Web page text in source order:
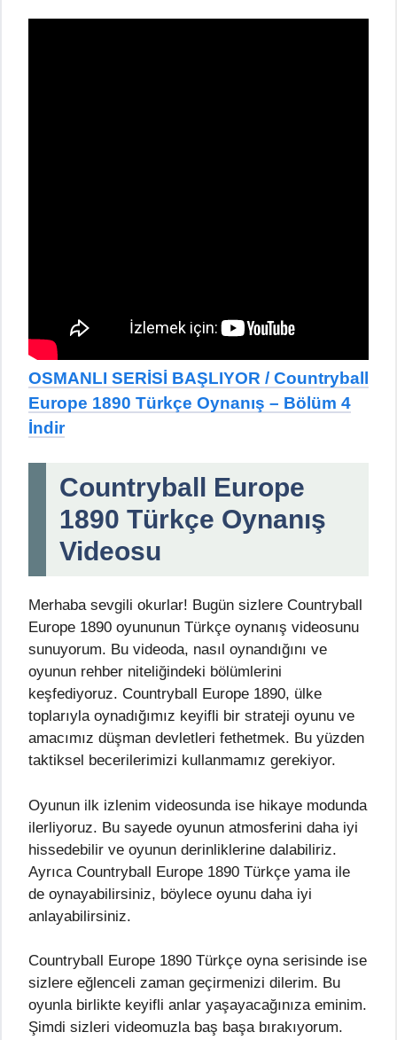
OSMANLI SERİSİ BAŞLIYOR / Countryball
Europe 1890 Türkçe Oynanış – Bölüm 4
İndir
Countryball Europe
1890 Türkçe Oynanış
Videosu
Merhaba sevgili okurlar! Bugün sizlere Countryball
Europe 1890 oyununun Türkçe oynanış videosunu
sunuyorum. Bu videoda, nasıl oynandığını ve
oyunun rehber niteliğindeki bölümlerini
keşfediyoruz. Countryball Europe 1890, ülke
toplarıyla oynadığımız keyifli bir strateji oyunu ve
amacımız düşman devletleri fethetmek. Bu yüzden
taktiksel becerilerimizi kullanmamız gerekiyor.
Oyunun ilk izlenim videosunda ise hikaye modunda
ilerliyoruz. Bu sayede oyunun atmosferini daha iyi
hissedebilir ve oyunun derinliklerine dalabiliriz.
Ayrıca Countryball Europe 1890 Türkçe yama ile
de oynayabilirsiniz, böylece oyunu daha iyi
anlayabilirsiniz.
Countryball Europe 1890 Türkçe oyna serisinde ise
sizlere eğlenceli zaman geçirmenizi dilerim. Bu
oyunla birlikte keyifli anlar yaşayacağınıza eminim.
Şimdi sizleri videomuzla baş başa bırakıyorum.